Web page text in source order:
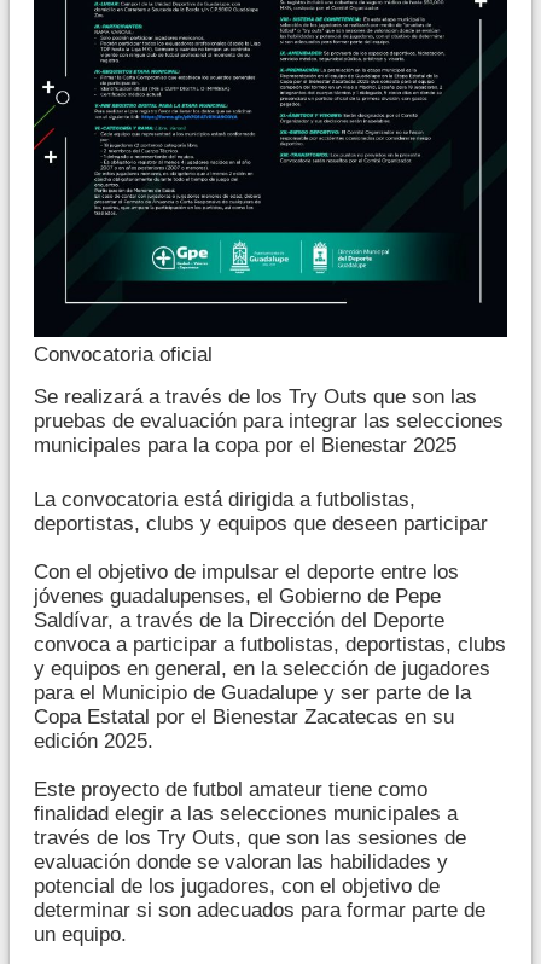
Convocatoria oficial
Se realizará a través de los Try Outs que son las
pruebas de evaluación para integrar las selecciones
municipales para la copa por el Bienestar 2025
La convocatoria está dirigida a futbolistas,
deportistas, clubs y equipos que deseen participar
Con el objetivo de impulsar el deporte entre los
jóvenes guadalupenses, el Gobierno de Pepe
Saldívar, a través de la Dirección del Deporte
convoca a participar a futbolistas, deportistas, clubs
y equipos en general, en la selección de jugadores
para el Municipio de Guadalupe y ser parte de la
Copa Estatal por el Bienestar Zacatecas en su
edición 2025.
Este proyecto de futbol amateur tiene como
finalidad elegir a las selecciones municipales a
través de los Try Outs, que son las sesiones de
evaluación donde se valoran las habilidades y
potencial de los jugadores, con el objetivo de
determinar si son adecuados para formar parte de
un equipo.